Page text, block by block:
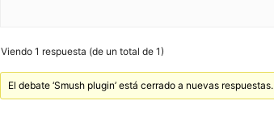
Viendo 1 respuesta (de un total de 1)
El debate ‘Smush plugin’ está cerrado a nuevas respuestas.